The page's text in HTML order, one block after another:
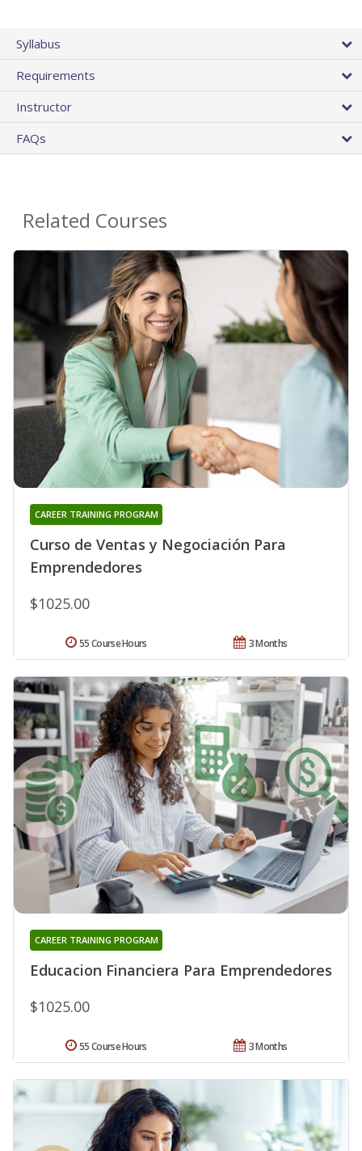
Syllabus
Requirements
Instructor
FAQs
Related Courses
Curso de Ventas y Negociación Para
Emprendedores
CAREER TRAINING PROGRAM
$1025.00
3 Months
55 Course Hours
Educacion Financiera Para Emprendedores
CAREER TRAINING PROGRAM
$1025.00
3 Months
55 Course Hours